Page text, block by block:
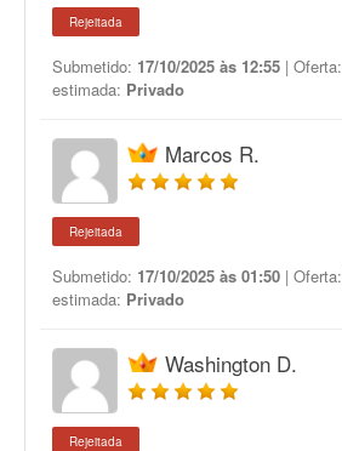
Rejeitada
Submetido: 17/10/2025 às 12:55 | Oferta:
estimada: Privado
Marcos R.
Rejeitada
Submetido: 17/10/2025 às 01:50 | Oferta:
estimada: Privado
Washington D.
Rejeitada